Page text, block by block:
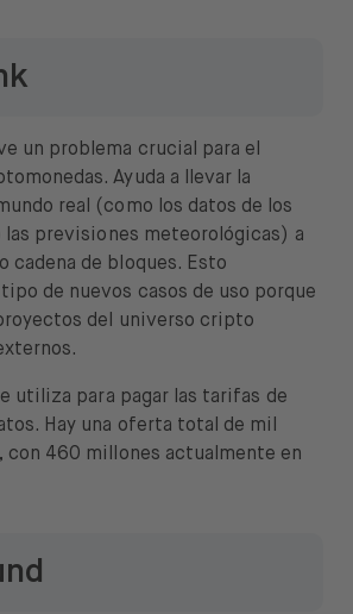
un problema crucial para el
Ayuda a llevar la
real (como los datos de los
las previsiones meteorológicas) a
cadena de bloques. Esto
de nuevos casos de uso porque
del universo cripto
utiliza para pagar las tarifas de
Hay una oferta total de mil
con 460 millones actualmente en